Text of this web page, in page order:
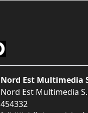
Nord Est Multimedia
Nord Est Multimedia
454332